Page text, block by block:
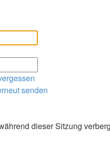
senden
dieser Sitzung